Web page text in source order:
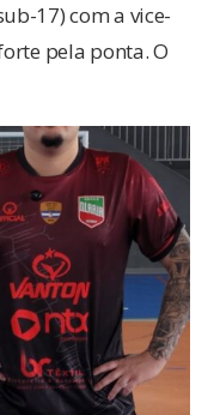
17) com a vice-
pela ponta. O